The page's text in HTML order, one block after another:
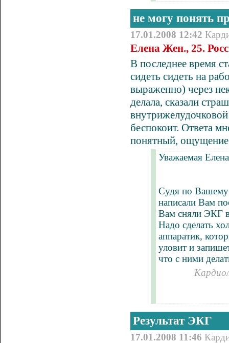
не могу понять
17.01.2008 12:42
Елена Жен., 25.
В последнее время
сидеть сидеть на
выраженно) через
делала, сказали
беспокоит. Ответа
понятный, ощущение
Уважаемая
Судя по Вашему
написали Вам
Вам сняли ЭКГ
Надо сделать
аппаратик,
уловит и
что с ними
Результат ЭКГ
17.01.2008 11:46